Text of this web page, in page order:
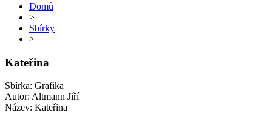
Domů
>
Sbírky
>
Kateřina
Sbírka: Grafika
Autor: Altmann Jiří
Název: Kateřina